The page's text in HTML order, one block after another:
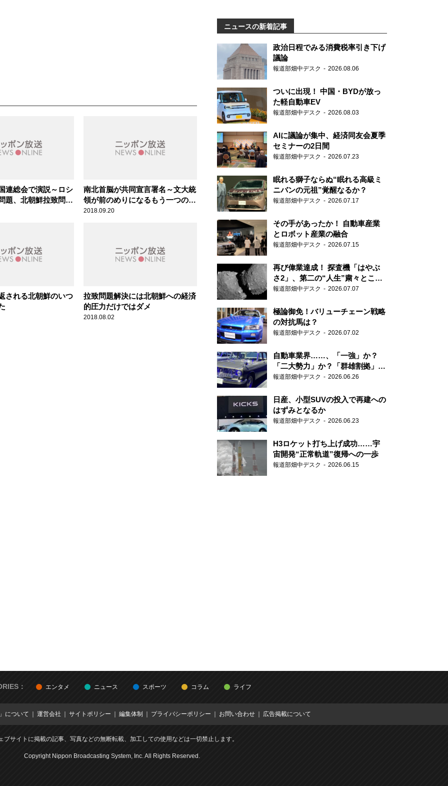
連総会で演説～ロシ
題、北朝鮮拉致問題
南北首脳が共同宣言署名～文大統
領が前のめりになるもう一つの理
由
2018.09.20
される北朝鮮のいつ
拉致問題解決には北朝鮮への経済
的圧力だけではダメ
2018.08.02
ニュースの新着記事
政治日程でみる消費税率引き下げ
議論
報道部畑中デスク 2026.08.06
ついに出現！ 中国・BYDが放っ
た軽自動車EV
報道部畑中デスク 2026.08.03
AIに議論が集中、経済同友会夏季
セミナーの2日間
報道部畑中デスク 2026.07.23
眠れる獅子ならぬ“眠れる高級ミ
ニバンの元祖”覚醒なるか？
報道部畑中デスク 2026.07.17
その手があったか！ 自動車産業
とロボット産業の融合
報道部畑中デスク 2026.07.15
再び偉業達成！ 探査機「はやぶ
さ2」、第二の“人生”粛々とこな
す
報道部畑中デスク 2026.07.07
極論御免！バリューチェーン戦略
の対抗馬は？
報道部畑中デスク 2026.07.02
自動車業界……、「一強」か？
「二大勢力」か？「群雄割拠」
か？
報道部畑中デスク 2026.06.26
日産、小型SUVの投入で再建への
はずみとなるか
報道部畑中デスク 2026.06.23
H3ロケット打ち上げ成功……宇
宙開発“正常軌道”復帰への一歩
報道部畑中デスク 2026.06.15
： エンタメ ニュース スポーツ コラム ライフ
について 運営会社 サイトポリシー 編集体制 プライバシーポリシー お問い合わせ 広告掲載について
ブサイトに掲載の記事、写真などの無断転載、加工しての使用などは一切禁止します。
Copyright Nippon Broadcasting System, Inc. All Rights Reserved.